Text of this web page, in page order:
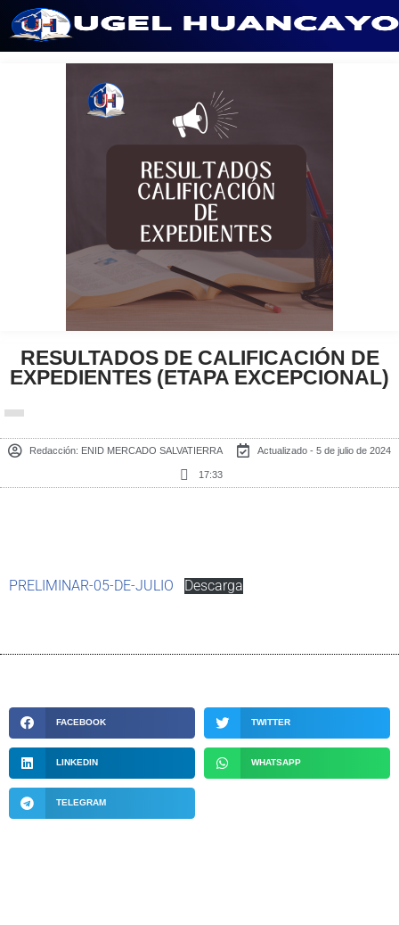
RESULTADOS DE CALIFICACIÓN DE
EXPEDIENTES (ETAPA EXCEPCIONAL)
Redacción: ENID MERCADO SALVATIERRA Actualizado - 5 de julio de 2024
17:33
PRELIMINAR-05-DE-JULIO Descarga
FACEBOOK TWITTER
LINKEDIN WHATSAPP
TELEGRAM